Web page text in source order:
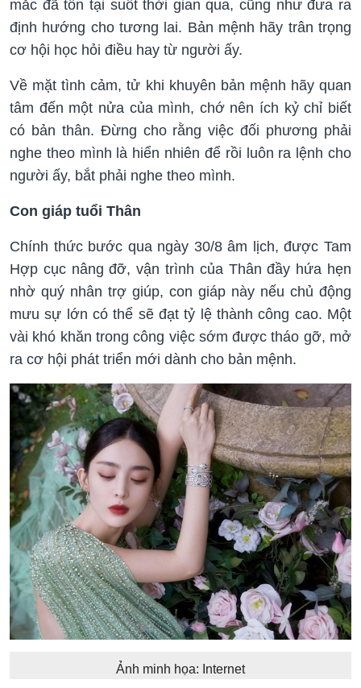
mắc đã tồn tại suốt thời gian qua, cũng như đưa ra
định hướng cho tương lai. Bản mệnh hãy trân trọng
cơ hội học hỏi điều hay từ người ấy.
Về mặt tình cảm, tử khi khuyên bản mệnh hãy quan
tâm đến một nửa của mình, chớ nên ích kỷ chỉ biết
có bản thân. Đừng cho rằng việc đối phương phải
nghe theo mình là hiển nhiên để rồi luôn ra lệnh cho
người ấy, bắt phải nghe theo mình.
Con giáp tuổi Thân
Chính thức bước qua ngày 30/8 âm lịch, được Tam
Hợp cục nâng đỡ, vận trình của Thân đầy hứa hẹn
nhờ quý nhân trợ giúp, con giáp này nếu chủ động
mưu sự lớn có thể sẽ đạt tỷ lệ thành công cao. Một
vài khó khăn trong công việc sớm được tháo gỡ, mở
ra cơ hội phát triển mới dành cho bản mệnh.
Ảnh minh họa: Internet